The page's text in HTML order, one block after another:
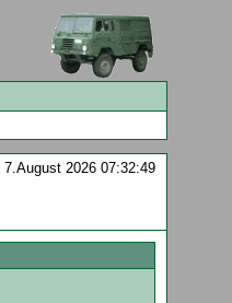
7.August 2026 07:32:49